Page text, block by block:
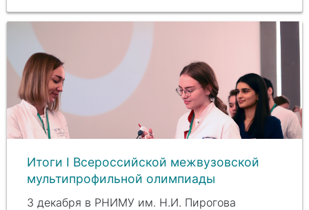
Итоги I Всероссийской межвузовской
мультипрофильной олимпиады
3 декабря в РНИМУ им. Н.И. Пирогова